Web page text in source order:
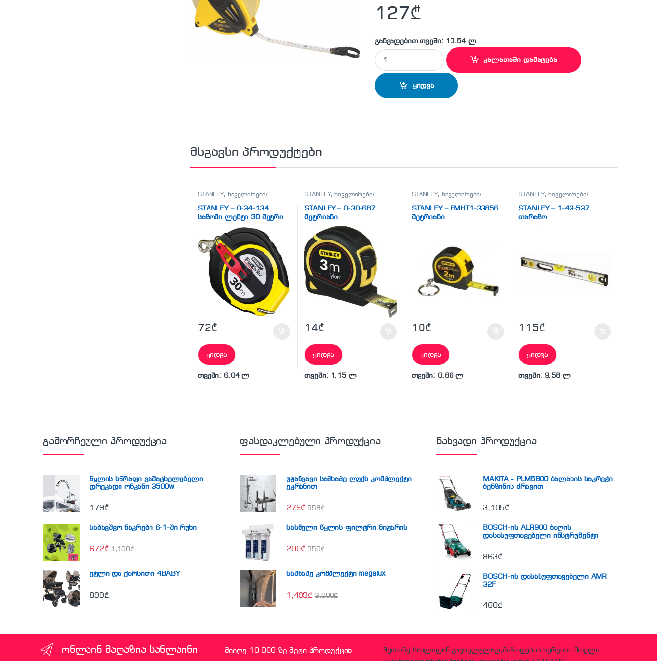
127₾
განვადებით თვეში: 10.54 ლ
STANLEY - 2-34-824 მეტრიანი quantity
კალათაში დამატება
ყიდვა
მსგავსი პროდუქტები
STANLEY, ნიველირები/
STANLEY – 0-34-134
საზომი ლენტი 30 მეტრი
72₾
ყიდვა
თვეში: 6.04 ლ
STANLEY,ნიველირები/
STANLEY – 0-30-687
მეტრიანი
14₾
ყიდვა
თვეში: 1.15 ლ
STANLEY, ნიველირები/
STANLEY – FMHT1-33856
მეტრიანი
10₾
ყიდვა
თვეში: 0.86 ლ
STANLEY,ნიველირები/
STANLEY – 1-43-537
თარაზო
115₾
ყიდვა
თვეში: 9.58 ლ
გამორჩეული პროდუქცია
წყლის სწრაფი გამაცხელებელი
დრეკადი ონკანი 3500w
179₾
საბავშვო ნაკრები 6-1-ში რუხი
672₾ 1,100₾
ეტლი და ქარსითი 4BABY
899₾
ფასდაკლებული პროდუქცია
უჟანგავი საშხაპე ლუქს კომპლექტი
ეკრანით
279₾ 558₾
სასმელი წყლის ფილტრი ნიჟარის
200₾ 350₾
საშხაპე კომპლექტი megalux
1,499₾ 3,000₾
ნახვადი პროდუქცია
MAKITA - PLM5600 ბალახის საკრეჭი
ბენზინის ძრავით
3,105₾
BOSCH-ის ALR900 ბაღის
დასასუფთავებელი ინსტრუმენტი
863₾
BOSCH-ის დასასუფთავებელი AMR
32F
460₾
ონლაინ მაღაზია სანლაინი მიიღე 10 000 ზე მეტი პროდუქცია
შეიძინე სახლიდან გაუსვლელად,მიწოდების სერვისი მთელი